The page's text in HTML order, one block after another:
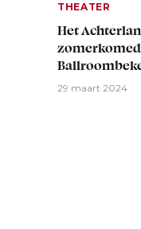
THEATER
Het
29 maart 2024